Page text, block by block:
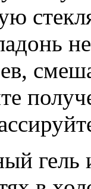
гель